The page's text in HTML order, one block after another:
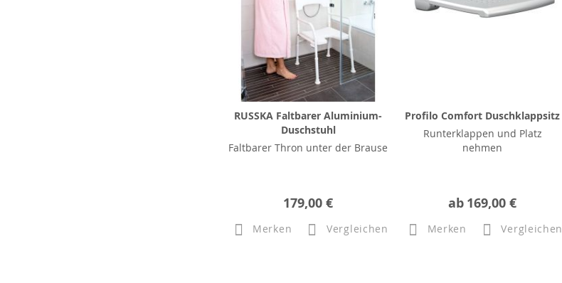
RUSSKA Faltbarer Aluminium-
Duschstuhl
Faltbarer Thron unter der Brause
179,00 €
Merken Vergleichen
Profilo Comfort Duschklappsitz
Runterklappen und Platz
nehmen
ab 169,00 €
Merken Vergleichen